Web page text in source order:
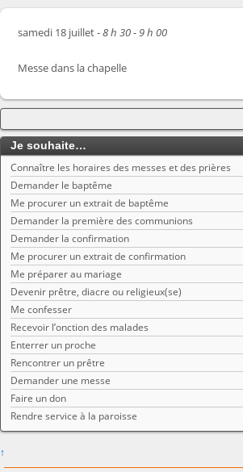
samedi 18 juillet -8 h 30 - 9 h 00
Messe dans la chapelle
Je souhaite…
Connaître les horaires des messes et des prières
Demander le baptême
Me procurer un extrait de baptême
Demander la première des communions
Demander la confirmation
Me procurer un extrait de confirmation
Me préparer au mariage
Devenir prêtre, diacre ou religieux(se)
Me confesser
Recevoir l’onction des malades
Enterrer un proche
Rencontrer un prêtre
Demander une messe
Faire un don
Rendre service à la paroisse
↑